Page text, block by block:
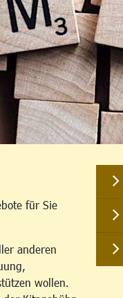
für Sie
anderen
wollen.